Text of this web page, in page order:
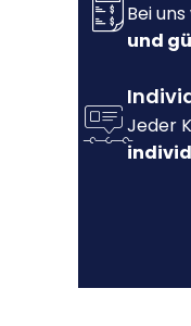
Bei uns
und
Jeder